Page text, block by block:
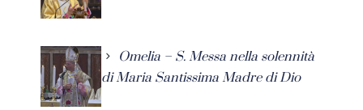
Omelia – S. Messa nella solennità
di Maria Santissima Madre di Dio